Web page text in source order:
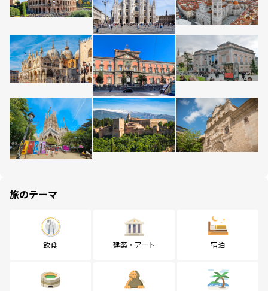
旅のテーマ
飲食 建築・アート 宿泊